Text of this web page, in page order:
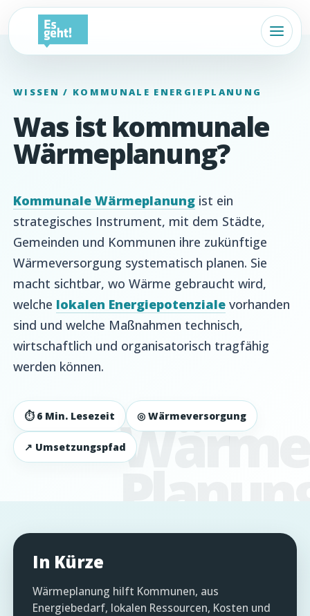
WISSEN / KOMMUNALE ENERGIEPLANUNG
Was ist kommunale
Wärmeplanung?
Kommunale Wärmeplanung ist ein
strategisches Instrument, mit dem Städte,
Gemeinden und Kommunen ihre zukünftige
Wärmeversorgung systematisch planen. Sie
macht sichtbar, wo Wärme gebraucht wird,
welche lokalen Energiepotenziale vorhanden
sind und welche Maßnahmen technisch,
wirtschaftlich und organisatorisch tragfähig
werden können.
⏱ 6 Min. Lesezeit ◎ Wärmeversorgung
↗ Umsetzungspfad
In Kürze
Wärmeplanung hilft Kommunen, aus
Energiebedarf, lokalen Ressourcen, Kosten und